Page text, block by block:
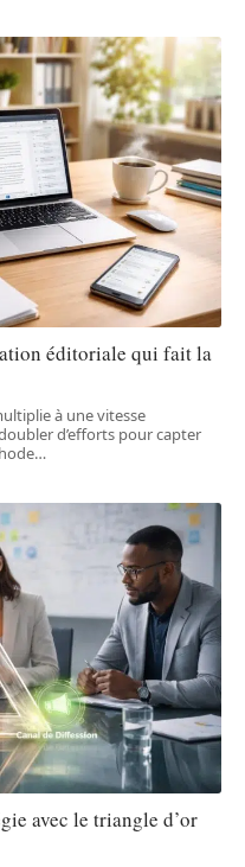
éditoriale qui fait la
à une vitesse
d’efforts pour capter
…
avec le triangle d’or